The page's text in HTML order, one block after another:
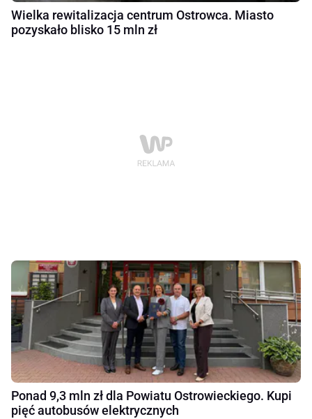
Wielka rewitalizacja centrum Ostrowca. Miasto
pozyskało blisko 15 mln zł
Ponad 9,3 mln zł dla Powiatu Ostrowieckiego. Kupi
pięć autobusów elektrycznych